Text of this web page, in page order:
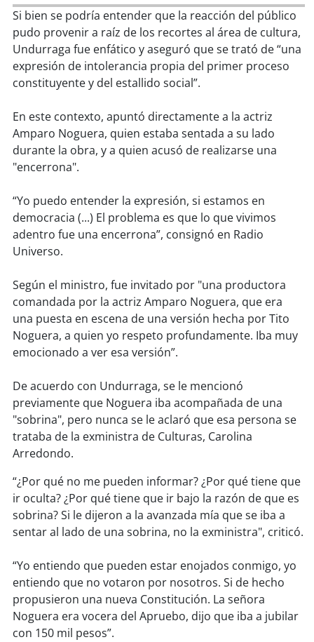
soysancarlos
soytalcahuano
soyconcepción
soy coronel
soyarauco
soyvaldivia
soyosorno
soypuertomontt
soychiloé
Si bien se podría entender que la reacción del público
pudo provenir a raíz de los recortes al área de cultura,
Undurraga fue enfático y aseguró que se trató de “una
expresión de intolerancia propia del primer proceso
constituyente y del estallido social”.
En este contexto, apuntó directamente a la actriz
Amparo Noguera, quien estaba sentada a su lado
durante la obra, y a quien acusó de realizarse una
"encerrona".
“Yo puedo entender la expresión, si estamos en
democracia (...) El problema es que lo que vivimos
adentro fue una encerrona”, consignó en Radio
Universo.
Según el ministro, fue invitado por "una productora
comandada por la actriz Amparo Noguera, que era
una puesta en escena de una versión hecha por Tito
Noguera, a quien yo respeto profundamente. Iba muy
emocionado a ver esa versión”.
De acuerdo con Undurraga, se le mencionó
previamente que Noguera iba acompañada de una
"sobrina", pero nunca se le aclaró que esa persona se
trataba de la exministra de Culturas, Carolina
Arredondo.
“¿Por qué no me pueden informar? ¿Por qué tiene que
ir oculta? ¿Por qué tiene que ir bajo la razón de que es
sobrina? Si le dijeron a la avanzada mía que se iba a
sentar al lado de una sobrina, no la exministra", criticó.
“Yo entiendo que pueden estar enojados conmigo, yo
entiendo que no votaron por nosotros. Si de hecho
propusieron una nueva Constitución. La señora
Noguera era vocera del Apruebo, dijo que iba a jubilar
con 150 mil pesos”.